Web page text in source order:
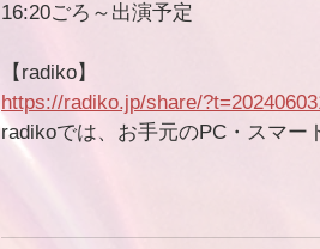
16:20ごろ～出演予定
【radiko】
https://radiko.jp/share/
radikoでは、お手元のPC・スマー